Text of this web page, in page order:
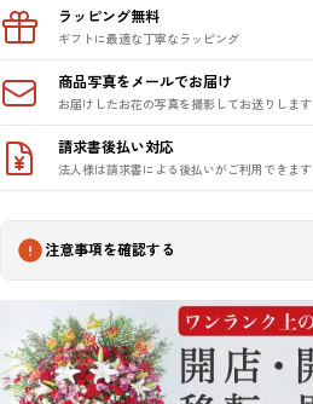
ラッピング無料
ギフトに最適な丁寧なラッピング
商品写真をメールでお届け
お届けしたお花の写真を撮影してお送りします
請求書後払い対応
法人様は請求書による後払いがご利用できます
注意事項を確認する